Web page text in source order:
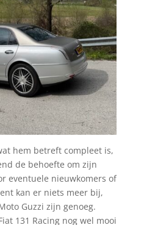
hem betreft compleet is,
de behoefte om zijn
eventuele nieuwkomers of
kan er niets meer bij,
Guzzi zijn genoeg.
131 Racing nog wel mooi